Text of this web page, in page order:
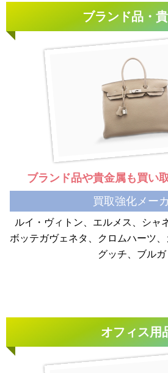
ブランド品・
ブランド品や貴金属も買い
買取強化メー
ルイ・ヴィトン エルメス シャ
ボッテガヴェネタ
クロムハーツ
グッチ
ブルガ
オフィス用